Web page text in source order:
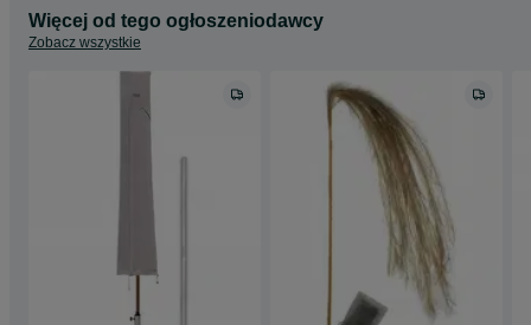
Więcej od tego ogłoszeniodawcy
Zobacz wszystkie